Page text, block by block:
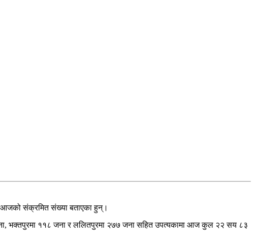
आजको संक्रमित संख्या बताएका हुन्।
भक्तपुरमा ११८ जना र ललितपुरमा २७७ जना सहित उपत्यकामा आज कुल २२ सय ८३